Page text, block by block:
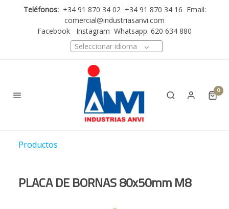
Teléfonos: +34 91 870 34 02 +34 91 870 34 16 Email:
comercial@industriasanvi.com
Facebook
Instagram Whatsapp: 620 634 880
Seleccionar idioma
0
Productos
PLACA DE BORNAS 80x50mm M8